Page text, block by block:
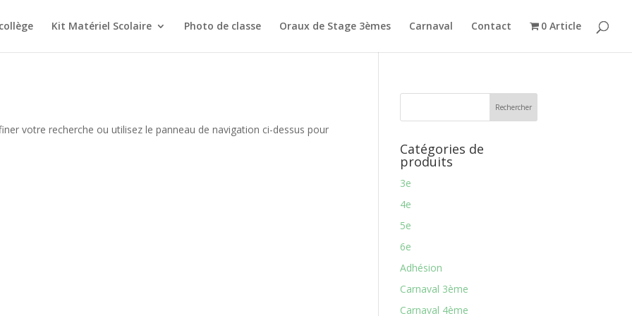
Kit Matériel Scolaire Photo de classe Oraux de Stage 3èmes Carnaval Contact 0 Article
votre recherche ou utilisez le panneau de navigation ci-dessus pour
Catégories de
produits
3e
4e
5e
6e
Adhésion
Carnaval 3ème
Carnaval 4ème